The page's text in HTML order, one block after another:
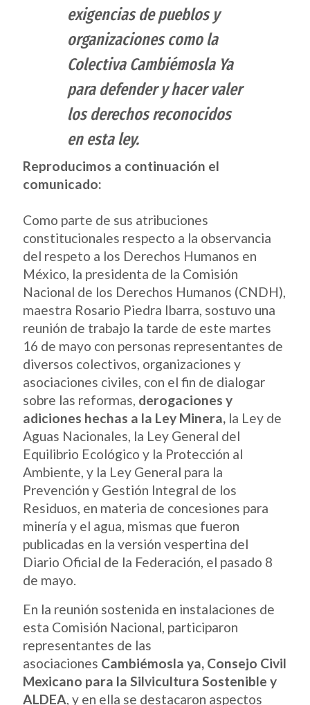
exigencias de pueblos y
organizaciones como la
Colectiva Cambiémosla Ya
para defender y hacer valer
los derechos reconocidos
en esta ley.
Reproducimos a continuación el
comunicado:
Como parte de sus atribuciones
constitucionales respecto a la observancia
del respeto a los Derechos Humanos en
México, la presidenta de la Comisión
Nacional de los Derechos Humanos (CNDH),
maestra Rosario Piedra Ibarra, sostuvo una
reunión de trabajo la tarde de este martes
16 de mayo con personas representantes de
diversos colectivos, organizaciones y
asociaciones civiles, con el fin de dialogar
sobre las reformas, derogaciones y
adiciones hechas a la Ley Minera, la Ley de
Aguas Nacionales, la Ley General del
Equilibrio Ecológico y la Protección al
Ambiente, y la Ley General para la
Prevención y Gestión Integral de los
Residuos, en materia de concesiones para
minería y el agua, mismas que fueron
publicadas en la versión vespertina del
Diario Oficial de la Federación, el pasado 8
de mayo.
En la reunión sostenida en instalaciones de
esta Comisión Nacional, participaron
representantes de las
asociaciones Cambiémosla ya, Consejo Civil
Mexicano para la Silvicultura Sostenible y
ALDEA, y en ella se destacaron aspectos